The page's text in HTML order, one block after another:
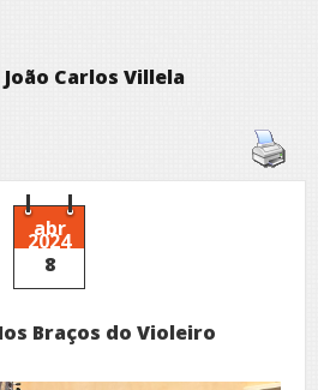
João Carlos Villela
abr
2024
8
Braços do Violeiro